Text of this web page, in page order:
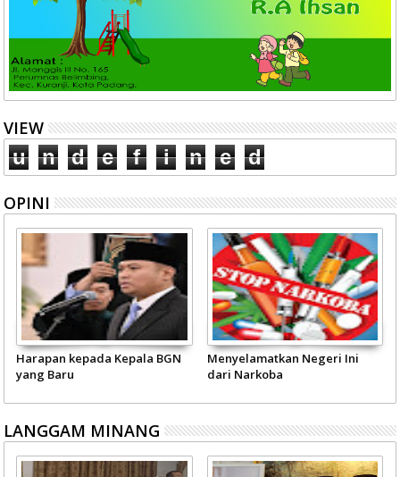
VIEW
u n d e f i n e d
OPINI
Harapan kepada Kepala BGN
yang Baru
Menyelamatkan Negeri Ini
dari Narkoba
LANGGAM MINANG